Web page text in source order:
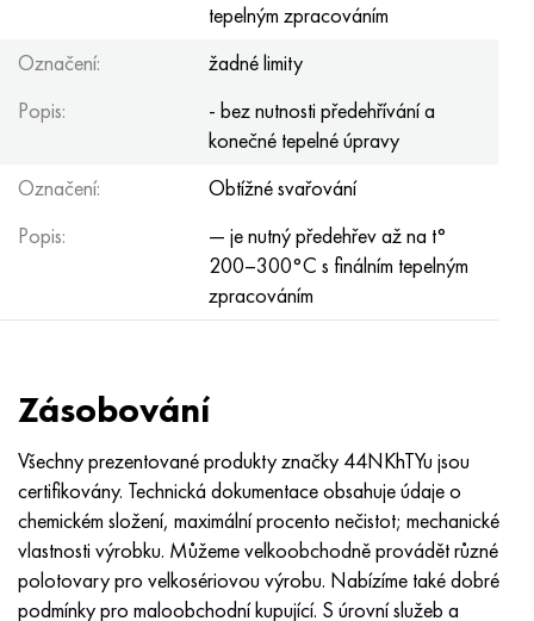
tepelným zpracováním
Označení:
žadné limity
Popis:
- bez nutnosti předehřívání a
konečné tepelné úpravy
Označení:
Obtížné svařování
Popis:
— je nutný předehřev až na t°
200–300°С s finálním tepelným
zpracováním
Zásobování
Všechny prezentované produkty značky 44NKhTYu jsou
certifikovány. Technická dokumentace obsahuje údaje o
chemickém složení, maximální procento nečistot; mechanické
vlastnosti výrobku. Můžeme velkoobchodně provádět různé
polotovary pro velkosériovou výrobu. Nabízíme také dobré
podmínky pro maloobchodní kupující. S úrovní služeb a